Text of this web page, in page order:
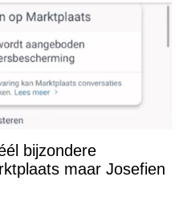
bijzondere
maar Josefien